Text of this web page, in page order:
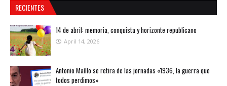
RECIENTES
14 de abril: memoria, conquista y horizonte republicano
April 14, 2026
Antonio Maíllo se retira de las jornadas «1936, la guerra que
todos perdimos»